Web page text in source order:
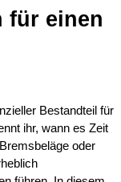
für einen
Bestandteil für
ihr, wann es Zeit